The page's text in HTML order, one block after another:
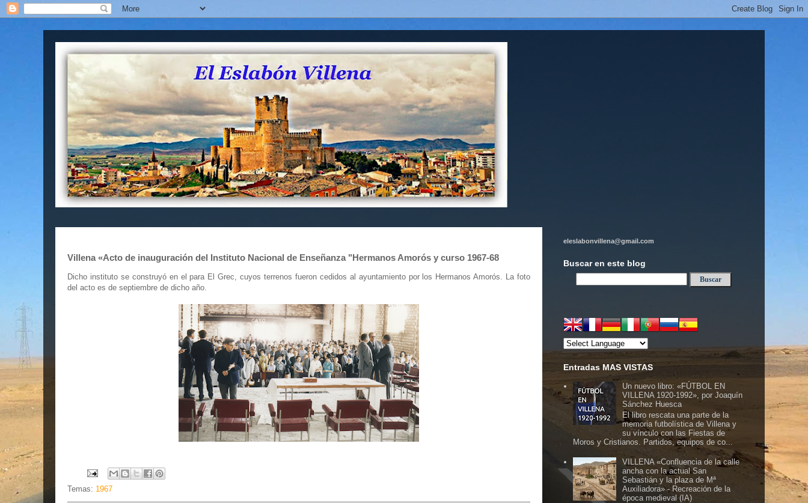
Villena «Acto de inauguración del Instituto Nacional de Enseñanza "Hermanos Amorós y curso 1967-68
Dicho instituto se construyó en el para El Grec, cuyos terrenos fueron cedidos al ayuntamiento por los Hermanos Amorós. La foto
del acto es de septiembre de dicho año.
Temas: 1967
eleslabonvillena@gmail.com
Buscar en este blog
Entradas MAS VISTAS
Un nuevo libro: «FÚTBOL EN
VILLENA 1920-1992», por Joaquín
Sánchez Huesca
El libro rescata una parte de la
memoria futbolística de Villena y
su vínculo con las Fiestas de
Moros y Cristianos. Partidos, equipos de co...
VILLENA «Confluencia de la calle
ancha con la actual San
Sebastián y la plaza de Mª
Auxiliadora» - Recreación de la
época medieval (IA)